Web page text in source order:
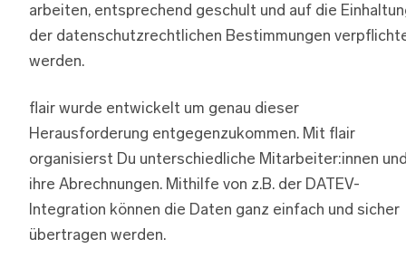
arbeiten, entsprechend geschult und auf die
der datenschutzrechtlichen Bestimmungen
werden.
flair wurde entwickelt um genau dieser
Herausforderung entgegenzukommen. Mit flair
organisierst Du unterschiedliche Mitarbeiter:innen
ihre Abrechnungen. Mithilfe von z.B. der DATEV-
Integration können die Daten ganz einfach und sicher
übertragen werden.